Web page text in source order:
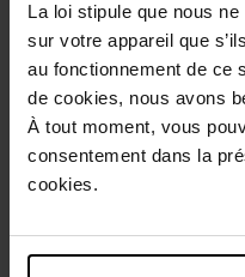
La loi stipule que nous
sur votre appareil que
au fonctionnement de ce
de cookies, nous avons
À tout moment, vous
consentement dans la
cookies.
HERMES